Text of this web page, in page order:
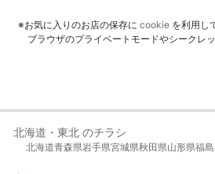
※お気に入りのお店の保存に cookie を利用し
ブラウザのプライベートモードやシークレ
北海道・東北 のチラシ
北海道青森県岩手県宮城県秋田県山形県福